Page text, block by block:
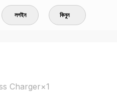
লগইন কিনুন
Charger×1